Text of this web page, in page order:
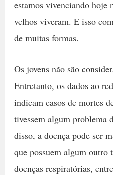
estamos vivenciando hoje
velhos viveram. E isso
de muitas formas.
Os jovens não são
Entretanto, os dados ao
indicam casos de mortes
tivessem algum problema
disso, a doença pode ser
que possuem algum
doenças respiratórias,